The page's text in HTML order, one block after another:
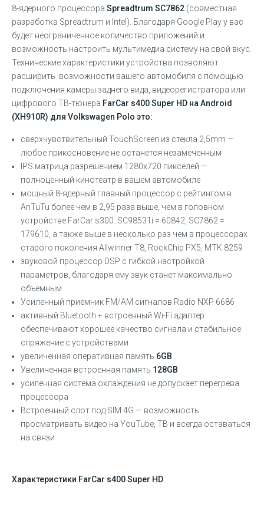
8-ядерного процессора Spreadtrum SC7862 (совместная
разработка Spreadtrum и Intel). Благодаря Google Play у вас
будет неограниченное количество приложений и
возможность настроить мультимедиа систему на свой вкус.
Технические характеристики устройства позволяют
расширить возможности вашего автомобиля с помощью
подключения камеры заднего вида, видеорегистратора или
цифрового ТВ-тюнера. FarCar s400 Super HD на Android
(XH910R) для Volkswagen Polo это:
сверхчувствительный TouchScreen из стекла 2,5mm —
любое прикосновение не останется незамеченным
IPS матрица разрешением 1280х720 пикселей —
полноценный кинотеатр в вашем автомобиле
мощный 8-ядерный главный процессор с рейтингом в
AnTuTu более чем в 2,95 раза выше, чем в головном
устройстве FarCar s300: SC98531i = 60842, SC7862 =
179610, а также выше в несколько раз чем в процессорах
старого поколения Allwinner T8, RockChip PX5, MTK 8259
звуковой процессор DSP с гибкой настройкой
параметров, благодаря ему звук станет максимально
объемным
Усиленный приемник FM/AM сигналов Radio NXP 6686
активный Bluetooth + встроенный Wi-Fi адаптер
обеспечивают хорошее качество сигнала и стабильное
спряжение с устройствами
увеличенная оперативная память 6GB
Увеличенная встроенная память 128GB
усиленная система охлаждения не допускает перегрева
процессора
Встроенный слот под SIM 4G — возможность
просматривать видео на YouTube, ТВ и всегда оставаться
на связи
Характеристики FarCar s400 Super HD